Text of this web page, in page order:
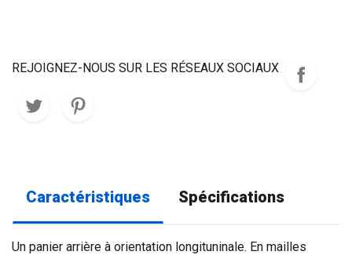
REJOIGNEZ-NOUS SUR LES RÉSEAUX SOCIAUX
Caractéristiques Spécifications
Un panier arrière à orientation longituninale. En mailles